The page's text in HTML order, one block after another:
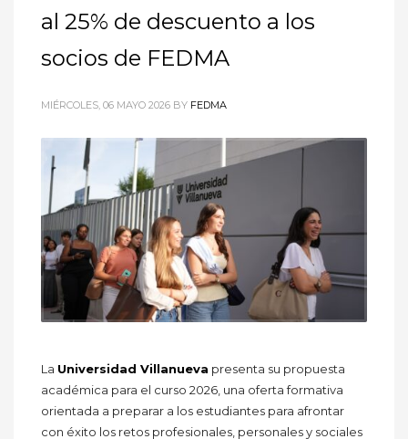
al 25% de descuento a los
socios de FEDMA
MIÉRCOLES, 06 MAYO 2026 BY FEDMA
La Universidad Villanueva presenta su propuesta
académica para el curso 2026, una oferta formativa
orientada a preparar a los estudiantes para afrontar
con éxito los retos profesionales, personales y sociales